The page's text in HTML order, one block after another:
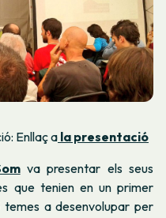
Enllaç a la presentació
va presentar els seus
que tenien en un primer
a desenvolupar per